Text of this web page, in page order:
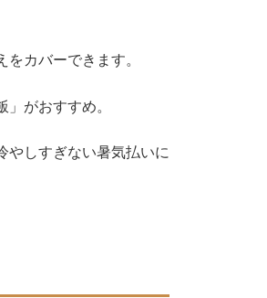
カバーできます。
がおすすめ。
やしすぎない暑気払いに